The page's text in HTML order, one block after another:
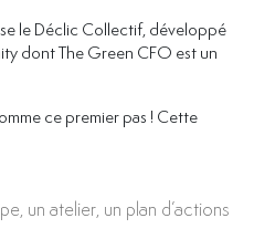
le Déclic Collectif, développé
dont The Green CFO est un
ce premier pas ! Cette
un atelier, un plan d’actions